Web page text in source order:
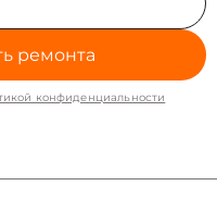
ремонта
конфиденциальности